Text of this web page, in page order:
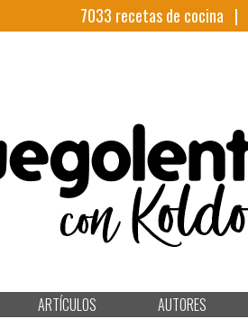
7033 recetas de cocina |
ARTÍCULOS AUTORES